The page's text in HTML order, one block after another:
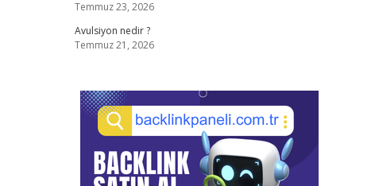
Temmuz 23, 2026
Avulsiyon nedir ?
Temmuz 21, 2026